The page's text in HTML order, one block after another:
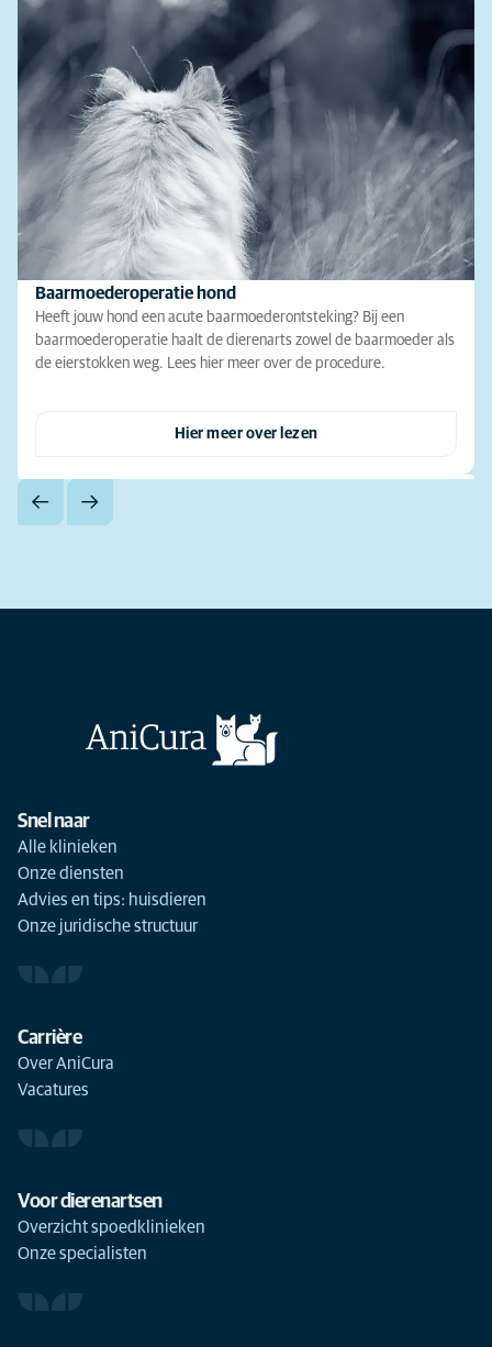
Baarmoederoperatie hond
Heeft jouw hond een acute baarmoederontsteking? Bij een
baarmoederoperatie haalt de dierenarts zowel de baarmoeder als
de eierstokken weg. Lees hier meer over de procedure.
Hier meer over lezen
Snel naar
Alle klinieken
Onze diensten
Advies en tips: huisdieren
Onze juridische structuur
Carrière
Over AniCura
Vacatures
Voor dierenartsen
Overzicht spoedklinieken
Onze specialisten